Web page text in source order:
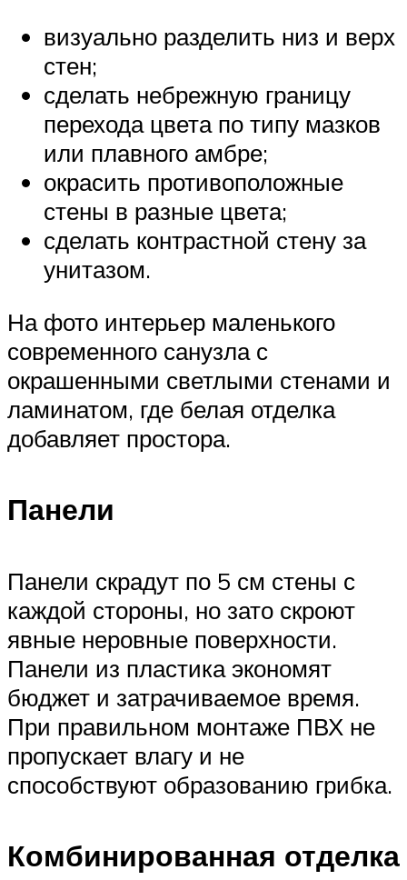
визуально разделить низ и верх
стен;
сделать небрежную границу
перехода цвета по типу мазков
или плавного амбре;
окрасить противоположные
стены в разные цвета;
сделать контрастной стену за
унитазом.
На фото интерьер маленького
современного санузла с
окрашенными светлыми стенами и
ламинатом, где белая отделка
добавляет простора.
Панели
Панели скрадут по 5 см стены с
каждой стороны, но зато скроют
явные неровные поверхности.
Панели из пластика экономят
бюджет и затрачиваемое время.
При правильном монтаже ПВХ не
пропускает влагу и не
способствуют образованию грибка.
Комбинированная отделка